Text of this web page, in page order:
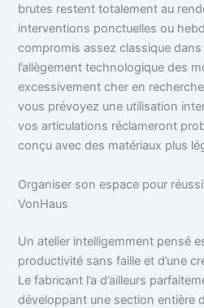
brutes restent totalement au
interventions ponctuelles ou
compromis assez classique
l’allègement technologique des
excessivement cher en
vous prévoyez une utilisation
vos articulations réclameront
conçu avec des matériaux plus
Organiser son espace pour
VonHaus
Un atelier intelligemment pensé
productivité sans faille et d’une
Le fabricant l’a d’ailleurs
développant une section entière